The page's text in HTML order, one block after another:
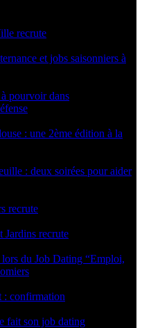
recrute
et jobs saisonniers à
pourvoir dans
: une 2ème édition à la
: deux soirées pour aider
recrute
Jardins recrute
du Job Dating “Emploi,
: confirmation
fait son job dating